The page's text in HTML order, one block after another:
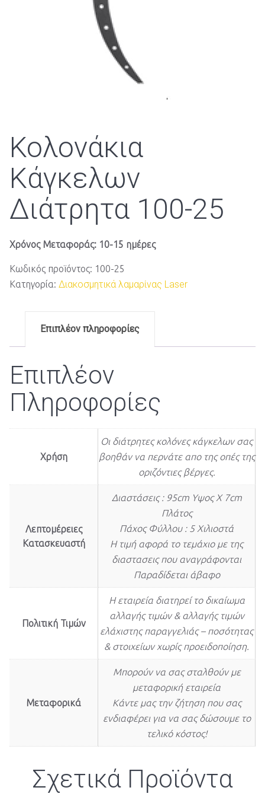
Κολονάκια
Κάγκελων
Διάτρητα 100-25
Χρόνος Μεταφοράς: 10-15 ημέρες
Κωδικός προϊόντος: 100-25
Κατηγορία: Διακοσμητικά λαμαρίνας Laser
Επιπλέον πληροφορίες
Επιπλέον
Πληροφορίες
Χρήση
Οι διάτρητες κολόνες κάγκελων σας
βοηθάν να περνάτε απο της οπές της
οριζόντιες βέργες.
Λεπτομέρειες
Κατασκευαστή
Διαστάσεις : 95cm Υψος Χ 7cm
Πλάτος
Πάχος Φύλλου : 5 Χιλιοστά
Η τιμή αφορά το τεμάχιο με της
διαστασεις που αναγράφονται
Παραδίδεται άβαφο
Πολιτική Τιμών
Η εταιρεία διατηρεί το δικαίωμα
αλλαγής τιμών & αλλαγής τιμών
ελάχιστης παραγγελιάς – ποσότητας
& στοιχείων χωρίς προειδοποίηση.
Μεταφορικά
Μπορούν να σας σταλθούν με
μεταφορική εταιρεία
Κάντε μας την ζήτηση που σας
ενδιαφέρει για να σας δώσουμε το
τελικό κόστος!
Σχετικά Προϊόντα